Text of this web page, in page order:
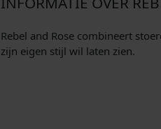
Rebel and Rose combineert
zijn eigen stijl wil laten zien.